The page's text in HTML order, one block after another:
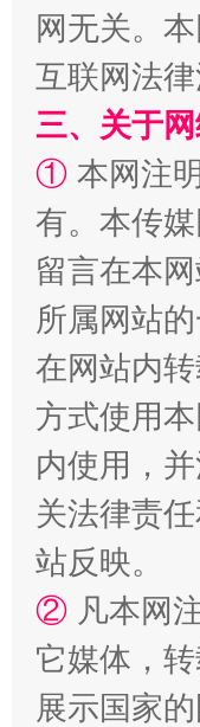
站台名比
网无关。
互联网法
三、关于
① 本网注
有。本传
留言在本
所属网站
在网站内
方式使用
内使用，
关法律责
站反映。
② 凡本网
它媒体，
展示国家